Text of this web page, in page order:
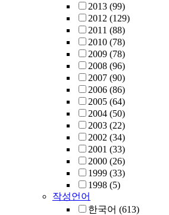
2013 (99)
2012 (129)
2011 (88)
2010 (78)
2009 (78)
2008 (96)
2007 (90)
2006 (86)
2005 (64)
2004 (50)
2003 (22)
2002 (34)
2001 (33)
2000 (26)
1999 (33)
1998 (5)
작성언어
한국어 (613)